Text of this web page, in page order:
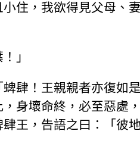
住，我欲得見父母、
」
肆！王親親者亦復如
身壞命終，必至惡處
王，告語之曰：「彼